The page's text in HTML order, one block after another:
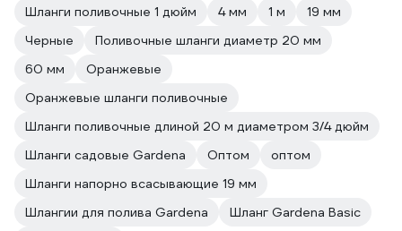
Шланги поливочные 1 дюйм
4 мм 1 м
19 мм
Черные
Поливочные шланги диаметр 20 мм
60 мм
Оранжевые
Оранжевые шланги поливочные
Шланги поливочные длиной 20 м диаметром 3/4 дюйм
Шланги садовые Gardena
Оптом
оптом
Шланги напорно всасывающие 19 мм
Шлангии для полива Gardena
Шланг Gardena Basic